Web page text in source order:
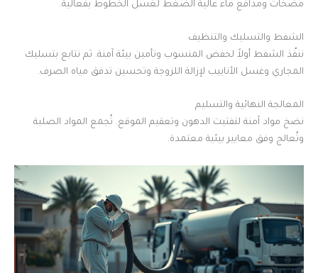
مضخات ومدافع ماء عالية الضغط لغسل الخطوط بفعالية.
الشفط والتسليك والتنظيف
ننفّذ الشفط أولاً لخفض المنسوب وتأمين بيئة آمنة. ثم نتابع بتسليك
المجاري وغسل الأنابيب لإزالة اللزوجة وتحسين تدفق مياه الصرف.
المعالجة النهائية والتسليم
نضخ مواد آمنة لتفتيت الدهون وتعقيم الموقع. تُجمع المواد الصلبة
وتُعالج وفق معايير بيئية معتمدة.